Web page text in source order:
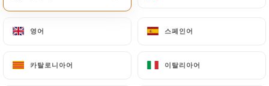
영어 스페인어
카탈로니아어 이탈리아어
영어 스페인어
카탈로니아어 이탈리아어